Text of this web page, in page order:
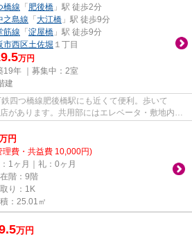
橋線 「 肥後橋 」駅 徒歩2分
之島線 「 大江橋 」駅 徒歩9分
筋線 「 淀屋橋 」駅 徒歩9分
市西区土佐堀 １丁目
万円
年 ｜募集中： 2室
建
四つ橋線肥後橋駅にも近くて便利。歩いて
があります。共用部にはエレベータ・敷地内ご
こ...
円
理費・共益費 10,000円)
1ヶ月｜礼：0ヶ月
階：9階
り：1K
：25.01㎡
万円